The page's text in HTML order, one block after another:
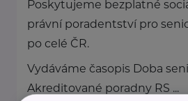
Poskytujeme bezplatné
právní poradentství pro
po celé ČR.
Vydáváme časopis Doba
Akreditované poradny RS ...